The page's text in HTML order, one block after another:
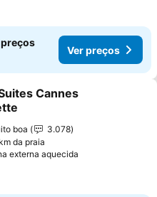
preços
Ver preços
aos favoritos
Cannes
boa
3.078
da praia
externa aquecida